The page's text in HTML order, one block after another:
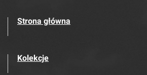
Strona główna
Kolekcje